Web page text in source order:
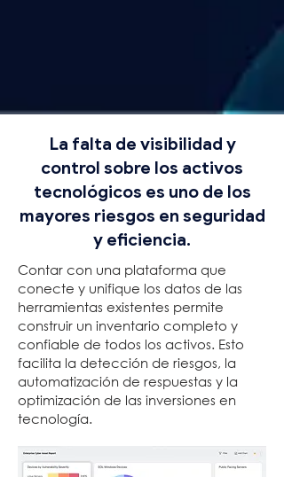
La falta de visibilidad y
control sobre los activos
tecnológicos es uno de los
mayores riesgos en seguridad
y eficiencia.
Contar con una plataforma que
conecte y unifique los datos de las
herramientas existentes permite
construir un inventario completo y
confiable de todos los activos. Esto
facilita la detección de riesgos, la
automatización de respuestas y la
optimización de las inversiones en
tecnología.